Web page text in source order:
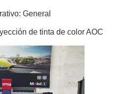
General
de tinta de color AOC